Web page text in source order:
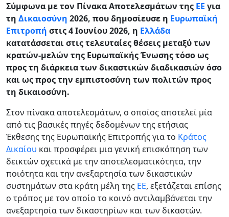
Σύμφωνα με τον Πίνακα Αποτελεσμάτων της ΕΕ για
τη Δικαιοσύνη 2026, που δημοσίευσε η Ευρωπαϊκή
Επιτροπή στις 4 Ιουνίου 2026, η Ελλάδα
κατατάσσεται στις τελευταίες θέσεις μεταξύ των
κρατών-μελών της Ευρωπαϊκής Ένωσης τόσο ως
προς τη διάρκεια των δικαστικών διαδικασιών όσο
και ως προς την εμπιστοσύνη των πολιτών προς
τη δικαιοσύνη.
Στον πίνακα αποτελεσμάτων, ο οποίος αποτελεί μία
από τις βασικές πηγές δεδομένων της ετήσιας
Έκθεσης της Ευρωπαϊκής Επιτροπής για το Κράτος
Δικαίου και προσφέρει μια γενική επισκόπηση των
δεικτών σχετικά με την αποτελεσματικότητα, την
ποιότητα και την ανεξαρτησία των δικαστικών
συστημάτων στα κράτη μέλη της ΕΕ, εξετάζεται επίσης
ο τρόπος με τον οποίο το κοινό αντιλαμβάνεται την
ανεξαρτησία των δικαστηρίων και των δικαστών.